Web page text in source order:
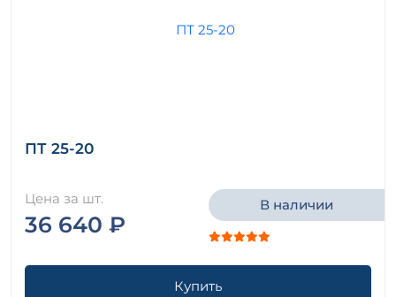
ПТ 25-20
Цена за шт.
36 640 ₽
В наличии
Купить